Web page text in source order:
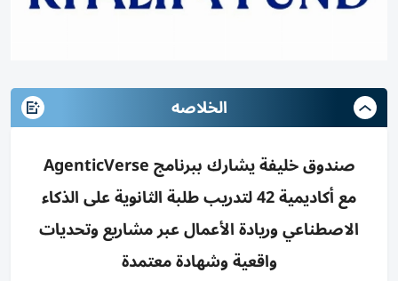
الخلاصه
صندوق خليفة يشارك ببرنامج AgenticVerse
مع أكاديمية 42 لتدريب طلبة الثانوية على الذكاء
الاصطناعي وريادة الأعمال عبر مشاريع وتحديات
واقعية وشهادة معتمدة